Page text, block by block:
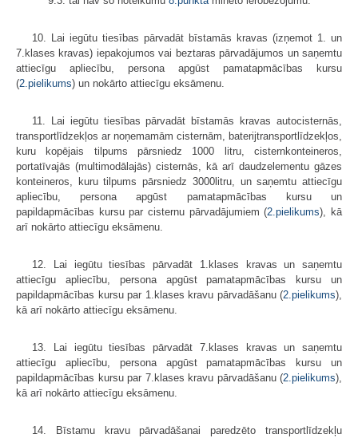
10. Lai iegūtu tiesības pārvadāt bīstamās kravas (izņemot 1. un
7.klases kravas) iepakojumos vai beztaras pārvadājumos un saņemtu
attiecīgu apliecību, persona apgūst pamatapmācības kursu
(2.pielikums) un nokārto attiecīgu eksāmenu.
11. Lai iegūtu tiesības pārvadāt bīstamās kravas autocisternās,
transport­līdzekļos ar noņemamām cisternām, baterijtransportlīdzekļos,
kuru kopējais tilpums pārsniedz 1000 litru, cisternkonteineros,
portatīvajās (multimodālajās) cisternās, kā arī daudzelementu gāzes
konteineros, kuru tilpums pārsniedz 3000litru, un saņemtu attiecīgu
apliecību, persona apgūst pamatapmācības kursu un
papildapmācības kursu par cisternu pārvadājumiem (2.pielikums), kā
arī nokārto attiecīgu eksāmenu.
12. Lai iegūtu tiesības pārvadāt 1.klases kravas un saņemtu
attiecīgu apliecību, persona apgūst pamatapmācības kursu un
papildapmācības kursu par 1.klases kravu pārvadāšanu (2.pielikums),
kā arī nokārto attiecīgu eksāmenu.
13. Lai iegūtu tiesības pārvadāt 7.klases kravas un saņemtu
attiecīgu apliecību, persona apgūst pamatapmācības kursu un
papildapmācības kursu par 7.klases kravu pārvadāšanu (2.pielikums),
kā arī nokārto attiecīgu eksāmenu.
14. Bīstamu kravu pārvadāšanai paredzēto transportlīdzekļu